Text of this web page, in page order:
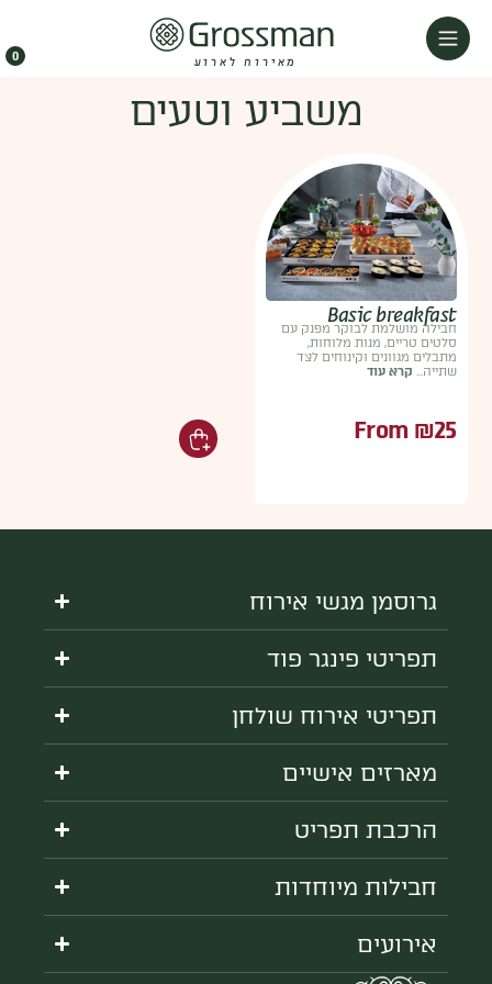
מאירוח לארוע 0
משביע וטעים
Basic breakfast
חבילה מושלמת לבוקר מפנק עם
סלטים טריים, מנות מלוחות,
מתבלים מגוונים וקינוחים לצד
שתייה...קרא עוד
From ₪25
גרוסמן מגשי אירוח
תפריטי פינגר פוד
תפריטי אירוח שולחן
מארזים אישיים
הרכבת תפריט
חבילות מיוחדות
אירועים